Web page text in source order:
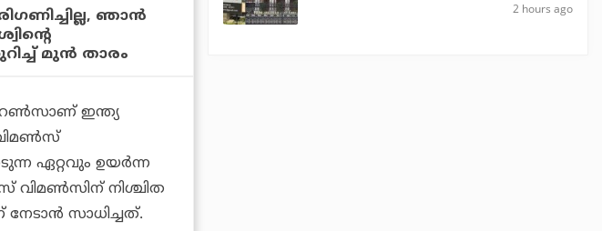
ഞാന്‍
മുന്‍ താരം
റണ്‍സാണ് ഇന്ത്യ
ഏറ്റവും ഉയര്‍ന്ന
വിമണ്‍സിന് നിശ്ചിത
സാധിച്ചത്.
2 hours ago